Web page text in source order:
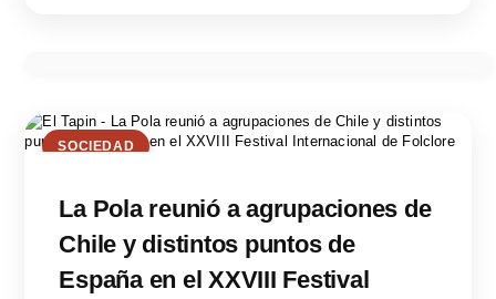
SOCIEDAD
La Pola reunió a agrupaciones de
Chile y distintos puntos de
España en el XXVIII Festival